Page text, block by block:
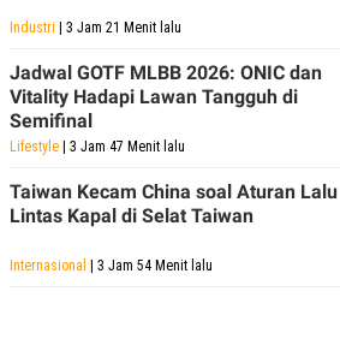
Industri | 3 Jam 21 Menit lalu
Jadwal GOTF MLBB 2026: ONIC dan
Vitality Hadapi Lawan Tangguh di
Semifinal
Lifestyle | 3 Jam 47 Menit lalu
Taiwan Kecam China soal Aturan Lalu
Lintas Kapal di Selat Taiwan
Internasional | 3 Jam 54 Menit lalu